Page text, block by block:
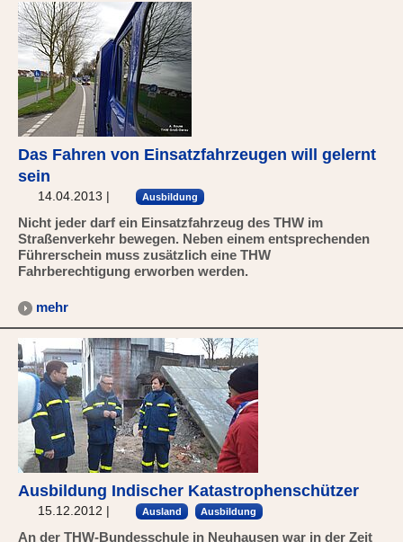
Das Fahren von Einsatzfahrzeugen will gelernt
sein
14.04.2013 | Ausbildung
Nicht jeder darf ein Einsatzfahrzeug des THW im
Straßenverkehr bewegen. Neben einem entsprechenden
Führerschein muss zusätzlich eine THW
Fahrberechtigung erworben werden.
mehr
Ausbildung Indischer Katastrophenschützer
15.12.2012 | Ausland Ausbildung
An der THW-Bundesschule in Neuhausen war in der Zeit